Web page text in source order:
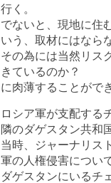
行く。
でないと、現地に住
いう、取材にはなら
その為には当然リス
きているのか？
に肉薄することがで
ロシア軍が支配する
隣のダゲスタン共和
当時、ジャーナリス
軍の人権侵害につい
ダゲスタンにいるチ